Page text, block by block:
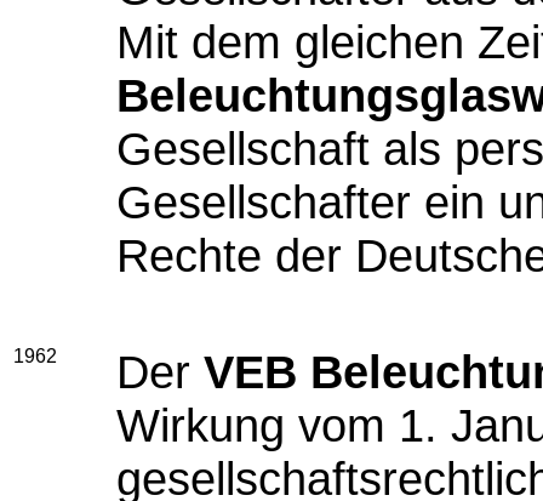
Mit dem gleichen
Gesellschaft als
Gesellschafter ein
Rechte der
1962 Der VEB
Wirkung vom 1.